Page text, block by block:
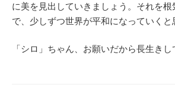
に美を見出していきましょう。それを根
で、少しずつ世界が平和になっていくと
「シロ」ちゃん、お願いだから長生きし